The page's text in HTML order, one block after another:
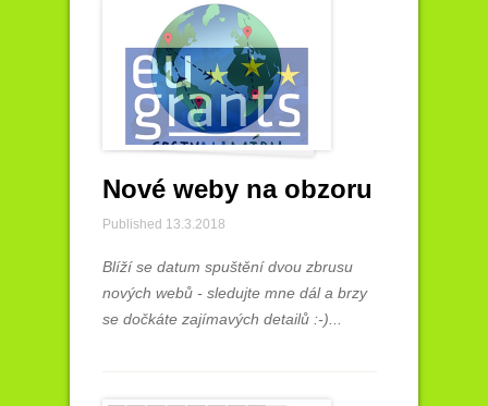
Nové weby na obzoru
Published 13.3.2018
Blíží se datum spuštění dvou zbrusu
nových webů - sledujte mne dál a brzy
se dočkáte zajímavých detailů :-)...